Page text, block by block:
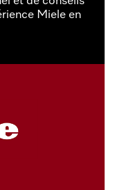
Miele en